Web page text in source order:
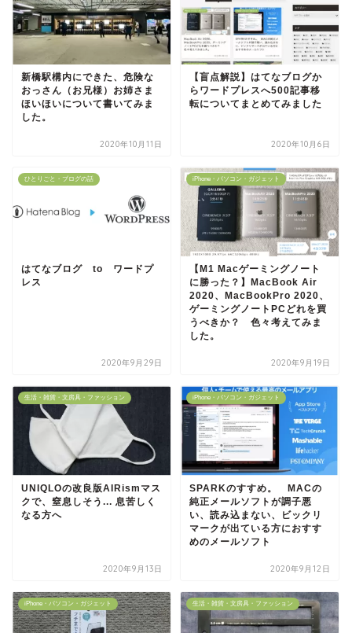
新橋駅構内にできた、危険な
おっさん（お兄様）お姉さま
ほいほいについて書いてみま
した。
2020年10月11日
【盲点解説】はてなブログか
らワードプレスへ500記事移
転についてまとめてみました
2020年10月6日
ひとりごと・ブログの話
はてなブログ to ワードプ
レス
2020年9月29日
iPhone・パソコン・ガジェット
【M1 Macゲーミングノート
に勝った？】MacBook Air
2020、MacBookPro 2020、
ゲーミングノートPCどれを買
うべきか？ 色々考えてみま
した。
2020年9月19日
生活・雑貨・文房具・ファッション
UNIQLOの改良版AIRismマス
クで、窒息しそう... 息苦しく
なる方へ
2020年9月13日
iPhone・パソコン・ガジェット
SPARKのすすめ。 MACの
純正メールソフトが調子悪
い、読み込まない、ビックリ
マークが出ている方におすす
めのメールソフト
2020年9月12日
iPhone・パソコン・ガジェット 生活・雑貨・文房具・ファッション